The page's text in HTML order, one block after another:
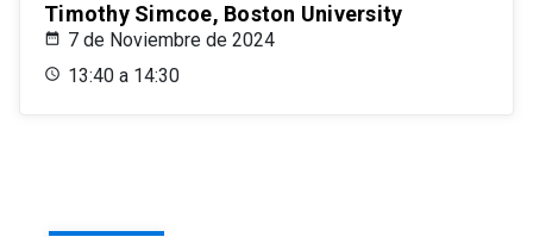
Timothy Simcoe, Boston University
7 de Noviembre de 2024
13:40 a 14:30